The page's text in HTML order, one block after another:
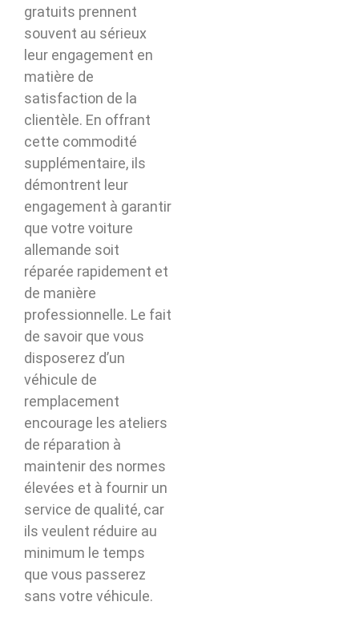
gratuits prennent
souvent au sérieux
leur engagement en
matière de
satisfaction de la
clientèle. En offrant
cette commodité
supplémentaire, ils
démontrent leur
engagement à garantir
que votre voiture
allemande soit
réparée rapidement et
de manière
professionnelle. Le fait
de savoir que vous
disposerez d’un
véhicule de
remplacement
encourage les ateliers
de réparation à
maintenir des normes
élevées et à fournir un
service de qualité, car
ils veulent réduire au
minimum le temps
que vous passerez
sans votre véhicule.